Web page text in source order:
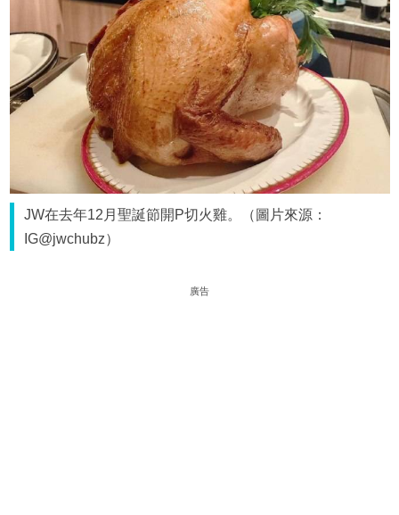
JW在去年12月聖誕節開P切火雞。（圖片來源：
IG@jwchubz）
廣告